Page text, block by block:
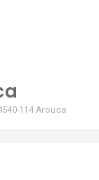
114 Arouca